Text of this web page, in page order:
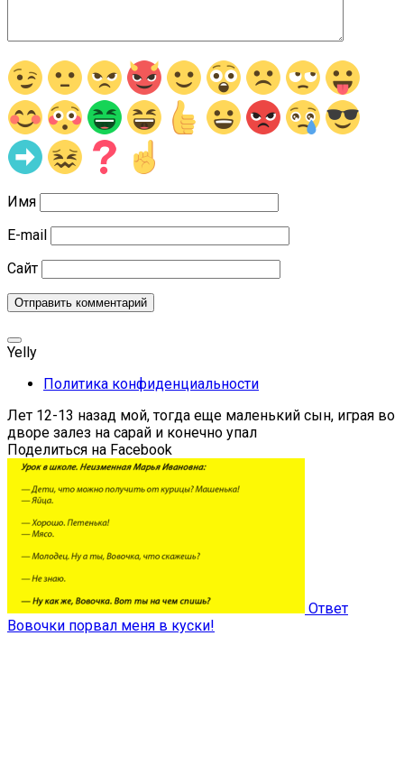
Имя
E-mail
Сайт
Yelly
Политика конфиденциальности
Лет 12-13 назад мой, тогда еще маленький сын, играя во
дворе залез на сарай и конечно упал
Поделиться на Facebook
Ответ
Вовочки порвал меня в куски!